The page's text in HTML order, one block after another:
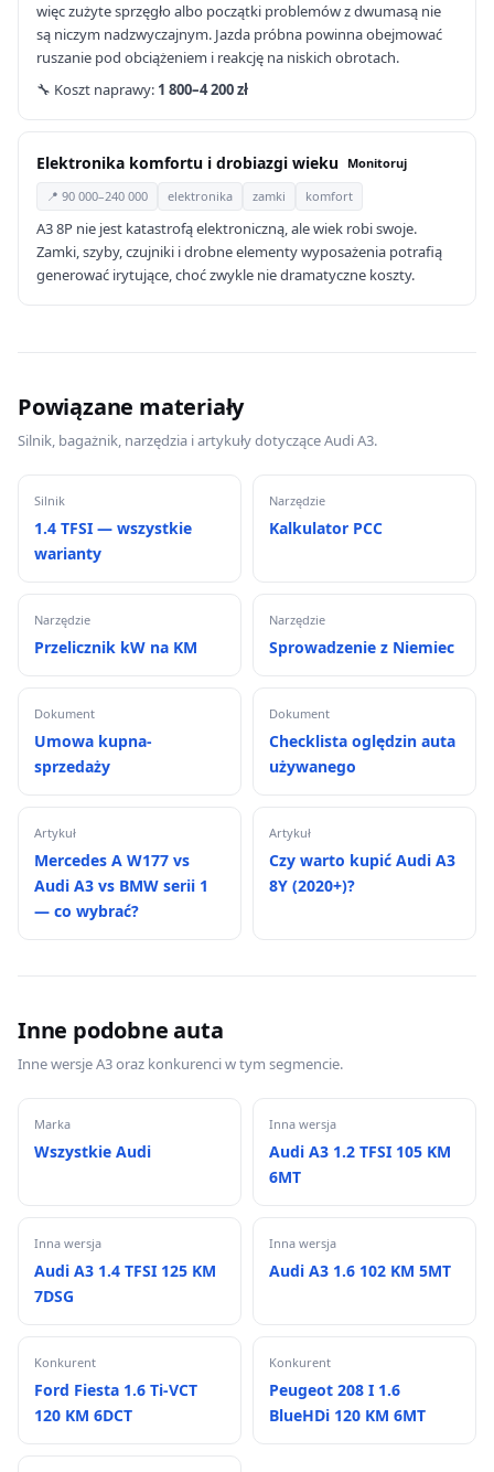
więc zużyte sprzęgło albo początki problemów z dwumasą nie
są niczym nadzwyczajnym. Jazda próbna powinna obejmować
ruszanie pod obciążeniem i reakcję na niskich obrotach.
🔧 Koszt naprawy: 1 800–4 200 zł
Elektronika komfortu i drobiazgi wieku Monitoruj
📍 90 000–240 000 elektronika zamki komfort
A3 8P nie jest katastrofą elektroniczną, ale wiek robi swoje.
Zamki, szyby, czujniki i drobne elementy wyposażenia potrafią
generować irytujące, choć zwykle nie dramatyczne koszty.
Powiązane materiały
Silnik, bagażnik, narzędzia i artykuły dotyczące Audi A3.
Silnik
1.4 TFSI — wszystkie
warianty
Narzędzie
Kalkulator PCC
Narzędzie
Przelicznik kW na KM
Narzędzie
Sprowadzenie z Niemiec
Dokument
Umowa kupna-
sprzedaży
Dokument
Checklista oględzin auta
używanego
Artykuł
Mercedes A W177 vs
Audi A3 vs BMW serii 1
— co wybrać?
Artykuł
Czy warto kupić Audi A3
8Y (2020+)?
Inne podobne auta
Inne wersje A3 oraz konkurenci w tym segmencie.
Marka
Wszystkie Audi
Inna wersja
Audi A3 1.2 TFSI 105 KM
6MT
Inna wersja
Audi A3 1.4 TFSI 125 KM
7DSG
Inna wersja
Audi A3 1.6 102 KM 5MT
Konkurent
Ford Fiesta 1.6 Ti-VCT
120 KM 6DCT
Konkurent
Peugeot 208 I 1.6
BlueHDi 120 KM 6MT